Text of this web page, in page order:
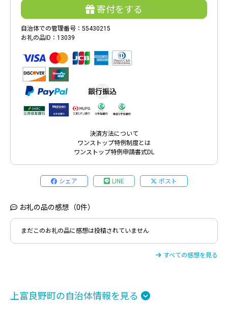
寄付をする
自治体での管理番号：55430215
お礼の品ID：13039
決済方法について
ワンストップ特例制度とは
ワンストップ特例申請書式DL
シェア LINE ポスト
お礼の品の感想（0件）
まだこのお礼の品に感想は投稿されていません
すべての感想を見る
上富良野町の自治体情報を見る